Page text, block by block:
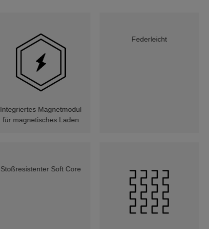
Integriertes Magnetmodul
für magnetisches Laden
Federleicht
Stoßresistenter Soft Core